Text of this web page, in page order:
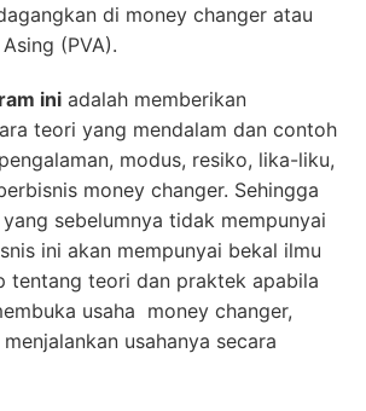
di money changer atau
(PVA).
ini adalah memberikan
teori yang mendalam dan contoh
modus, resiko, lika-liku,
money changer. Sehingga
sebelumnya tidak mempunyai
ini akan mempunyai bekal ilmu
tentang teori dan praktek apabila
usaha money changer,
usahanya secara